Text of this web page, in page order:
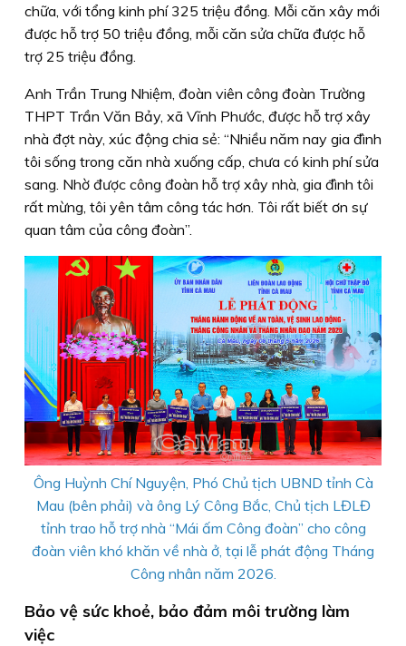
chữa, với tổng kinh phí 325 triệu đồng. Mỗi căn xây mới
được hỗ trợ 50 triệu đồng, mỗi căn sửa chữa được hỗ
trợ 25 triệu đồng.
Anh Trần Trung Nhiệm, đoàn viên công đoàn Trường
THPT Trần Văn Bảy, xã Vĩnh Phước, được hỗ trợ xây
nhà đợt này, xúc động chia sẻ: “Nhiều năm nay gia đình
tôi sống trong căn nhà xuống cấp, chưa có kinh phí sửa
sang. Nhờ được công đoàn hỗ trợ xây nhà, gia đình tôi
rất mừng, tôi yên tâm công tác hơn. Tôi rất biết ơn sự
quan tâm của công đoàn”.
Ông Huỳnh Chí Nguyện, Phó Chủ tịch UBND tỉnh Cà
Mau (bên phải) và ông Lý Công Bắc, Chủ tịch LĐLĐ
tỉnh trao hỗ trợ nhà “Mái ấm Công đoàn” cho công
đoàn viên khó khăn về nhà ở, tại lễ phát động Tháng
Công nhân năm 2026.
Bảo vệ sức khoẻ, bảo đảm môi trường làm
việc